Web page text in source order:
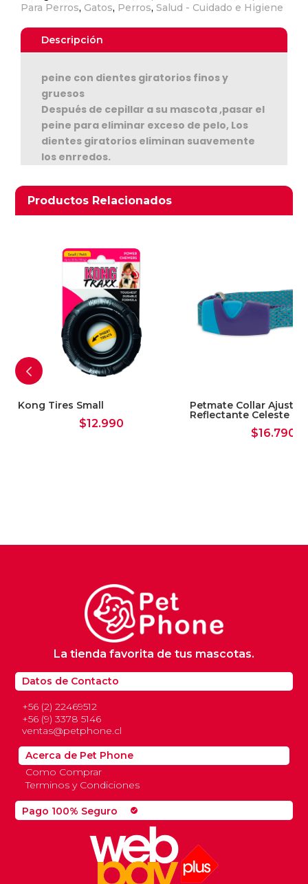
Ver Carrito
Seguir Comprando
Para Perros, Gatos, Perros,Salud - Cuidado e Higiene
Descripción
peine con dientes giratorios finos y
gruesos
Después de cepillar a su mascota ,pasar el
peine para eliminar exceso de pelo, Los
dientes giratorios eliminan suavemente
los enrredos.
Productos Relacionados
Productos relacionados
Kong Tires Small
$12.990
Petmate Collar
Reflectante Celeste
$16.790
Pago 100% Seguro check_circle
Datos de Contacto
+56 (2) 22469512
+56 (9) 3378 5146
ventas@petphone.cl
La tienda favorita de tus mascotas.
Acerca de Pet Phone
Como Comprar
Terminos y Condiciones